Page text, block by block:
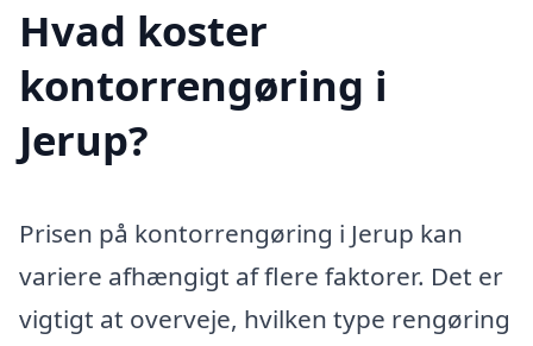
Hvad koster
kontorrengøring i
Jerup?
Prisen på kontorrengøring i Jerup kan
variere afhængigt af flere faktorer. Det er
vigtigt at overveje, hvilken type rengøring